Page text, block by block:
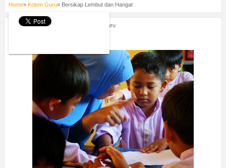
Home» Kolom Guru» Bersikap Lembut dan Hangat
Tuesday, May 26, 2015 Kolom Guru